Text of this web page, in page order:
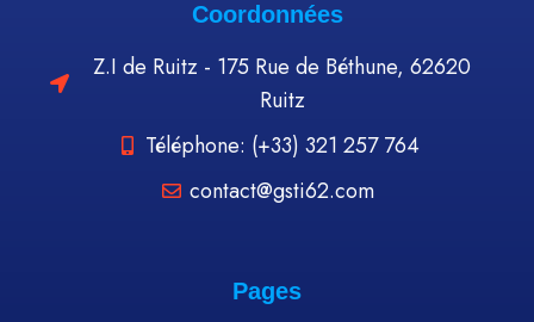
Coordonnées
Z.I de Ruitz - 175 Rue de Béthune, 62620
Ruitz
Téléphone: (+33) 321 257 764
contact@gsti62.com
Pages